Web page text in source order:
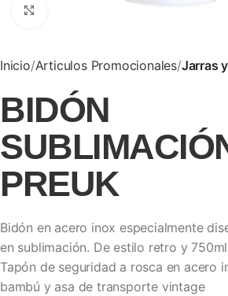
Inicio Articulos Promocionales Jarras
BIDÓN
PREUK
Bidón en acero inox especialmente
en sublimación. De estilo retro y
Tapón de seguridad a rosca en acero
bambú y asa de transporte vintage